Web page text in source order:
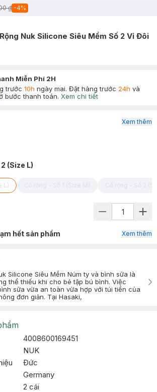
₫ -4%
Nuk Silicone Siêu Mềm Số 2 Vỉ Đôi
Miễn Phí 2H
trước 10h ngày mai. Đặt hàng trước 24h và
bước thanh toán. Xem chi tiết
(Size L)
L) Cổ rộng - Số 1 (Size M) Cổ rộng - Số 2
Xem thêm
hết sản phẩm Xem thêm
Silicone Siêu Mềm Núm ty và bình sữa là
thể thiếu khi cho bé tập bú bình. Việc
sữa vừa an toàn vừa hợp với túi tiền của
đơn giản. Tại Hasaki,
4008600169451
NUK
Ðức
Germany
2 cái